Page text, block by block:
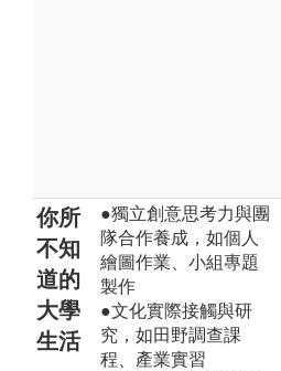
你所
不知
道的
大學
生活
●獨立創意思考力與團
隊合作養成，如個人
繪圖作業、小組專題
製作
●文化實際接觸與研
究，如田野調查課
程、產業實習